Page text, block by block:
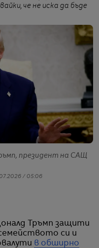
че не иска да бъде
президент на САЩ
/ 05:06
си и
в обширно